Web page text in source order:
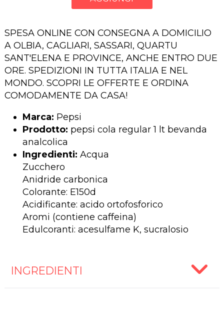
SPESA ONLINE CON CONSEGNA A DOMICILIO
A OLBIA, CAGLIARI, SASSARI, QUARTU
SANT'ELENA E PROVINCE, ANCHE ENTRO DUE
ORE. SPEDIZIONI IN TUTTA ITALIA E NEL
MONDO. SCOPRI LE OFFERTE E ORDINA
COMODAMENTE DA CASA!
Marca: Pepsi
Prodotto: pepsi cola regular 1 lt bevanda
analcolica
Ingredienti: Acqua
Zucchero
Anidride carbonica
Colorante: E150d
Acidificante: acido ortofosforico
Aromi (contiene caffeina)
Edulcoranti: acesulfame K, sucralosio
INGREDIENTI